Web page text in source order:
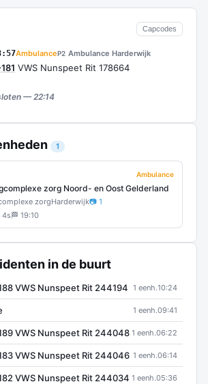
Capcodes
AmbulanceP2 Ambulance Harderwijk
VWS Nunspeet Rit 178664
— 22:14
1
Ambulance
zorg Noord- en Oost Gelderland
zorgHarderwijk📷 1
4s 🏁 19:10
in de buurt
VWS Nunspeet Rit 244194 1 eenh.10:24
1 eenh.09:41
VWS Nunspeet Rit 244048 1 eenh.06:22
VWS Nunspeet Rit 244046 1 eenh.06:14
VWS Nunspeet Rit 244034 1 eenh.05:36